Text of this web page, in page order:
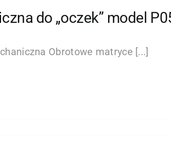
do „oczek” model
Obrotowe matryce [...]